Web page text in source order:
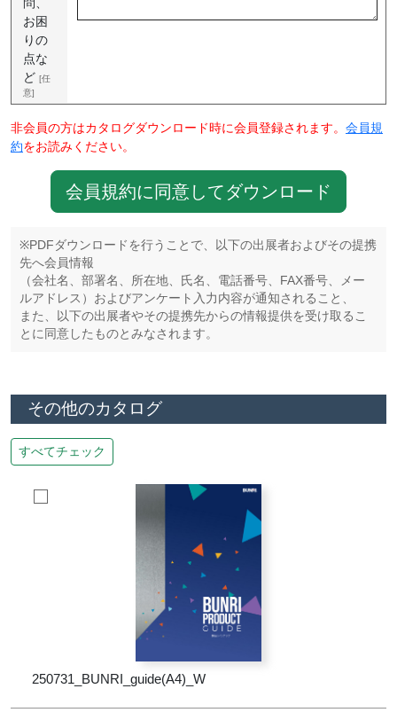
お困
りの
点な
ど [任
意]
非会員の方はカタログダウンロード時に会員登録されます。 会員規
約をお読みください。
会員規約に同意してダウンロード
※PDFダウンロードを行うことで、以下の出展者およびその提携
先へ会員情報
（会社名、部署名、所在地、氏名、電話番号、FAX番号、メー
ルアドレス）およびアンケート入力内容が通知されること、
また、以下の出展者やその提携先からの情報提供を受け取るこ
とに同意したものとみなされます。
その他のカタログ
すべてチェック
250731_BUNRI_guide(A4)_W